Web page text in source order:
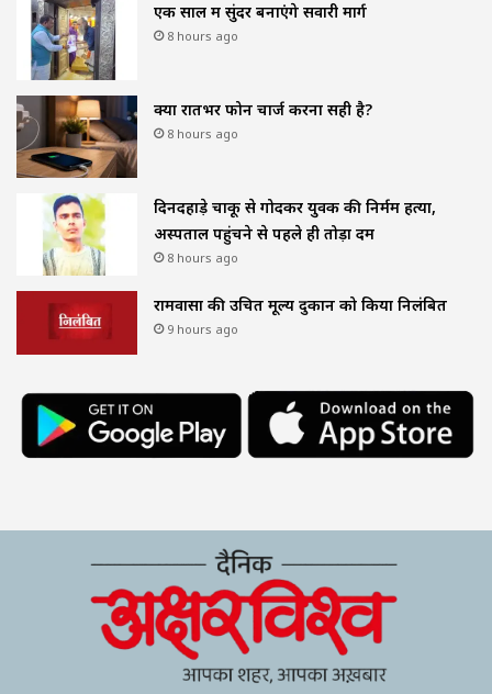
एक साल में सुंदर बनाएंगे सवारी मार्ग
8 hours ago
क्या रातभर फोन चार्ज करना सही है?
8 hours ago
दिनदहाड़े चाकू से गोदकर युवक की निर्मम हत्या,
अस्पताल पहुंचने से पहले ही तोड़ा दम
8 hours ago
रामवासा की उचित मूल्य दुकान को किया निलंबित
9 hours ago